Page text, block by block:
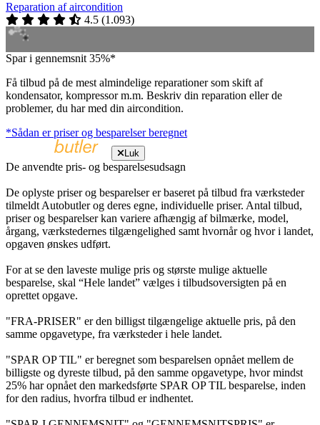
Reparation af aircondition
4.5 (1.093)
Spar i gennemsnit 35%*
Få tilbud på de mest almindelige reparationer som skift af
kondensator, kompressor m.m. Beskriv din reparation eller de
problemer, du har med din aircondition.
*Sådan er priser og besparelser beregnet
Luk
De anvendte pris- og besparelsesudsagn
De oplyste priser og besparelser er baseret på tilbud fra værksteder
tilmeldt Autobutler og deres egne, individuelle priser. Antal tilbud,
priser og besparelser kan variere afhængig af bilmærke, model,
årgang, værkstedernes tilgængelighed samt hvornår og hvor i landet,
opgaven ønskes udført.
For at se den laveste mulige pris og største mulige aktuelle
besparelse, skal “Hele landet” vælges i tilbudsoversigten på en
oprettet opgave.
"FRA-PRISER" er den billigst tilgængelige aktuelle pris, på den
samme opgavetype, fra værksteder i hele landet.
"SPAR OP TIL" er beregnet som besparelsen opnået mellem de
billigste og dyreste tilbud, på den samme opgavetype, hvor mindst
25% har opnået den markedsførte SPAR OP TIL besparelse, inden
for den radius, hvorfra tilbud er indhentet.